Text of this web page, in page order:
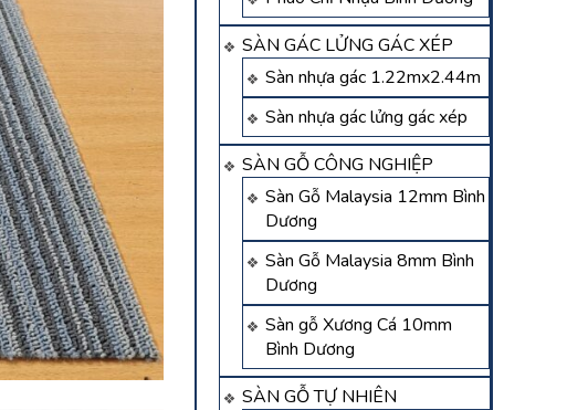
SÀN GÁC LỬNG GÁC XÉP
Sàn nhựa gác 1.22mx2.44m
Sàn nhựa gác lửng gác xép
SÀN GỖ CÔNG NGHIỆP
Sàn Gỗ Malaysia 12mm Bình
Dương
Sàn Gỗ Malaysia 8mm Bình
Dương
Sàn gỗ Xương Cá 10mm
Bình Dương
SÀN GỖ TỰ NHIÊN